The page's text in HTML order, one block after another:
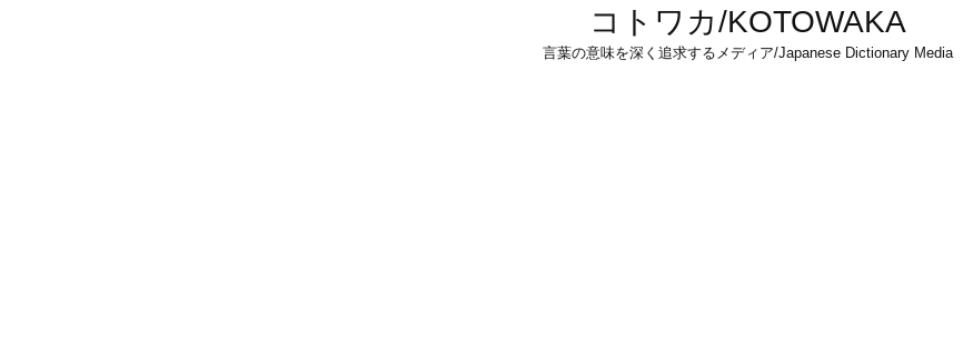
コトワカ/KOTOWAKA
言葉の意味を深く追求するメディア/Japanese Dictionary Media